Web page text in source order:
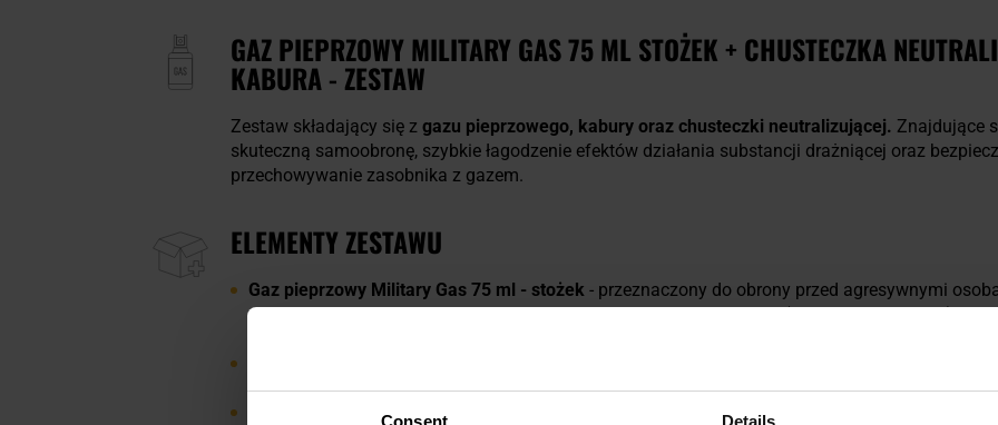
Consent Details
GAZ PIEPRZOWY MILITARY GAS 75 ML STOŻEK + CHUSTECZKA
KABURA - ZESTAW
Zestaw składający się z gazu pieprzowego, kabury oraz chusteczki neutralizującej. Znajdujące
skuteczną samoobronę, szybkie łagodzenie efektów działania substancji drażniącej oraz
przechowywanie zasobnika z gazem.
ELEMENTY ZESTAWU
Gaz pieprzowy Military Gas 75 ml - stożek - przeznaczony do obrony przed agresywnymi
wpływem alkoholu lub środków psychoaktywnych. Zawiera 15% OC (Oleoresin Capsicum), w
- wykonana z wytrzymałego nylonu, dostosowana
pieprzowym o pojemności do 75 ml (w zależności od kształtu pojemnika).
Chusteczka neutralizująca gaz pieprzowy Gas Relief
- łagodzi uczucie pieczenia i przywraca